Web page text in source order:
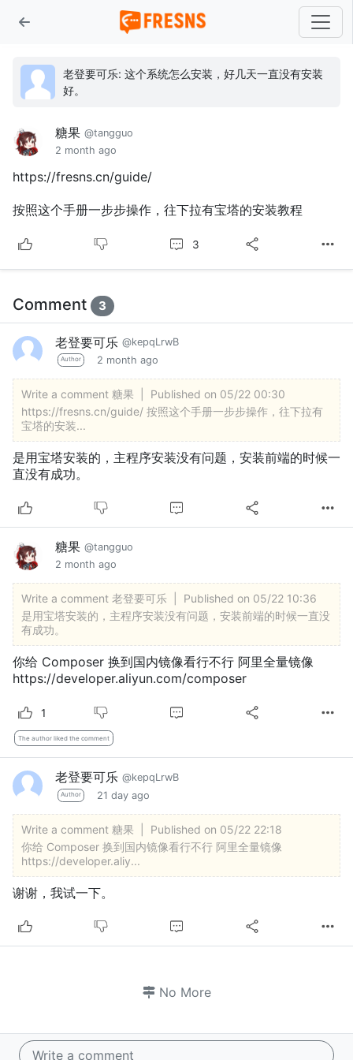
老登要可乐: 这个系统怎么安装，好几天一直没有安装
好。
糖果 @tangguo
2 month ago
https://fresns.cn/guide/
按照这个手册一步步操作，往下拉有宝塔的安装教程
3
Write a comment
Comment 3
老登要可乐 @kepqLrwB
Author 2 month ago
Write a comment 糖果
Published on 05/22 00:30
https://fresns.cn/guide/ 按照这个手册一步步操作，往下拉有
宝塔的安装...
是用宝塔安装的，主程序安装没有问题，安装前端的时候一
直没有成功。
糖果 @tangguo
2 month ago
Write a comment 老登要可乐
Published on 05/22 10:36
是用宝塔安装的，主程序安装没有问题，安装前端的时候一直没
有成功。
你给 Composer 换到国内镜像看行不行 阿里全量镜像
https://developer.aliyun.com/composer
1
The author liked the comment
老登要可乐 @kepqLrwB
Author 21 day ago
Write a comment 糖果
Published on 05/22 22:18
你给 Composer 换到国内镜像看行不行 阿里全量镜像
https://developer.aliy...
谢谢，我试一下。
No More